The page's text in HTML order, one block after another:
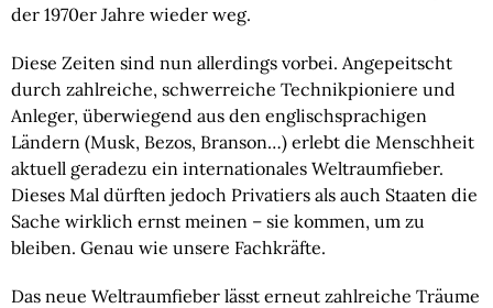
der 1970er Jahre wieder weg.
Diese Zeiten sind nun allerdings vorbei. Angepeitscht
durch zahlreiche, schwerreiche Technikpioniere und
Anleger, überwiegend aus den englischsprachigen
Ländern (Musk, Bezos, Branson…) erlebt die Menschheit
aktuell geradezu ein internationales Weltraumfieber.
Dieses Mal dürften jedoch Privatiers als auch Staaten die
Sache wirklich ernst meinen – sie kommen, um zu
bleiben. Genau wie unsere Fachkräfte.
Das neue Weltraumfieber lässt erneut zahlreiche Träume